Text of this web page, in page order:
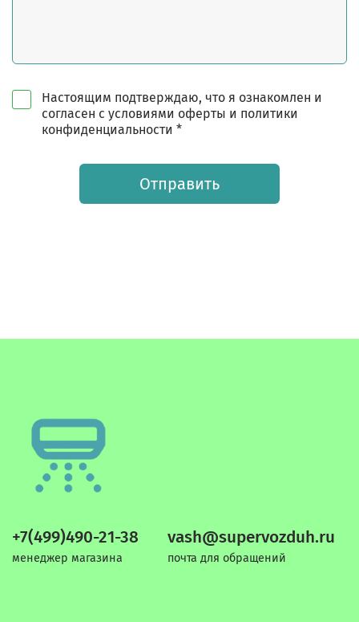
Настоящим подтверждаю, что я ознакомлен и
согласен с условиями оферты и политики
конфиденциальности *
Отправить
+7(499)490-21-38
менеджер магазина
vash@supervozduh.ru
почта для обращений